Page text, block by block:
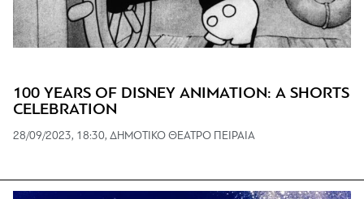
100 YEARS OF DISNEY ANIMATION: A SHORTS
CELEBRATION
28/09/2023, 18:30, ΔΗΜΟΤΙΚΟ ΘΕΑΤΡΟ ΠΕΙΡΑΙΑ